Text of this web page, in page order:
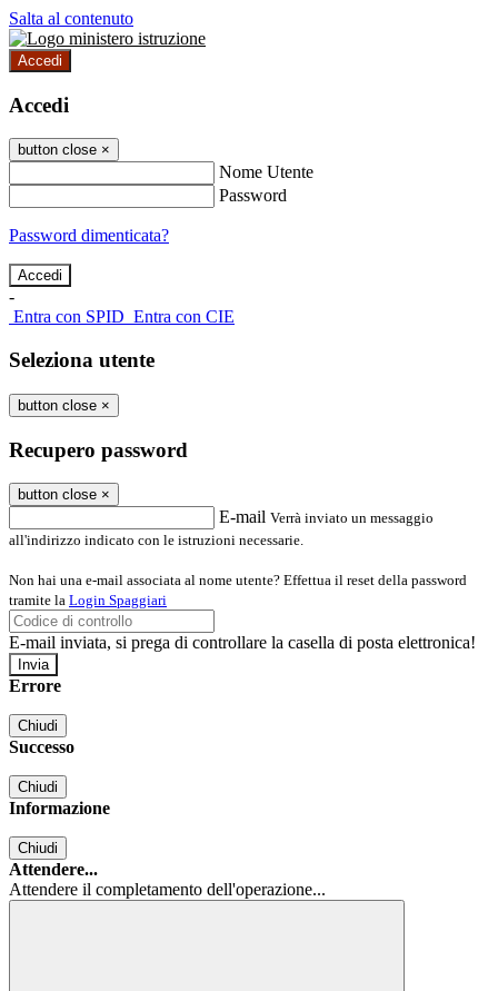
Salta al contenuto
Accedi
Accedi
button close ×
Nome Utente
Password
Password dimenticata?
-
Entra con SPID Entra con CIE
Seleziona utente
button close ×
Recupero password
button close ×
E-mail Verrà inviato un messaggio
all'indirizzo indicato con le istruzioni necessarie.
Non hai una e-mail associata al nome utente? Effettua il reset della password
tramite la Login Spaggiari
E-mail inviata, si prega di controllare la casella di posta elettronica!
Errore
Chiudi
Successo
Chiudi
Informazione
Chiudi
Attendere...
Attendere il completamento dell'operazione...